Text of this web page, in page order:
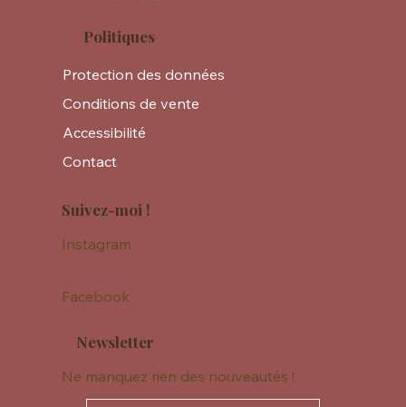
Politiques
Protection des données
Conditions de vente
Accessibilité
Contact
Suivez-moi !
Instagram
Facebook
Newsletter
Ne manquez rien des nouveautés !